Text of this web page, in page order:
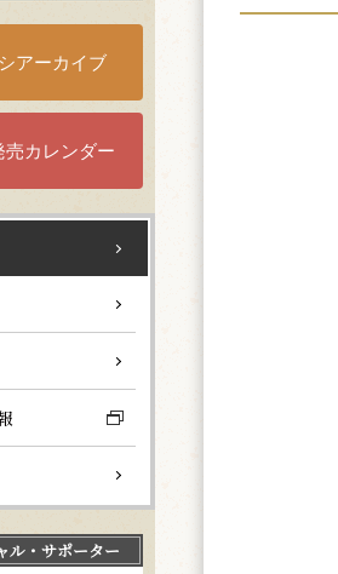
アーカイブ
売カレンダー
ル・サポーター